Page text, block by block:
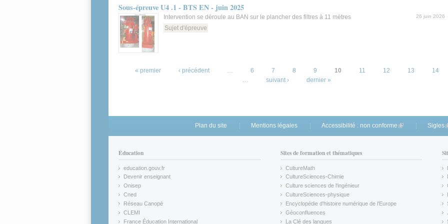
Sous-épreuve U4 .1 - BTS EN - juin 2025
26 juin 2026
Intervention se déroule au BAN sur le plancher des filtres à 11 mètres
Sujet d'épreuve
« premier ‹ précédent 6 7 8 9 10 11 12 13
14
suivant › dernier »
Plan du site Mentions légales Accessibilité : non conforme (link is external)
Sigles
Éducation
education.gouv.fr
(link is external)
Devenir enseignant
(link is external)
Onisep
(link is external)
Cned
(link is external)
Réseau Canopé
(link is external)
CLEMI
(link is external)
France Éducation International
Sites de formation et thématiques
CultureMath
(link is external)
CultureSciences-Chimie
(link is external)
Culture sciences de l'ingénieur
CultureSciences-physique
(link is external)
Encyclopédie d'histoire numérique de l'Europe
(link is external)
Géoconfluences
(link is external)
La Clé des langues